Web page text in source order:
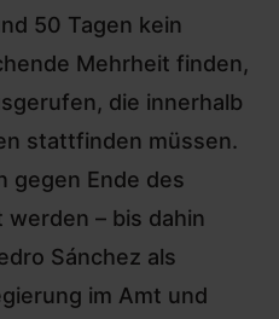
50 Tagen kein
Mehrheit finden,
die innerhalb
stattfinden müssen.
gegen Ende des
– bis dahin
Sánchez als
im Amt und